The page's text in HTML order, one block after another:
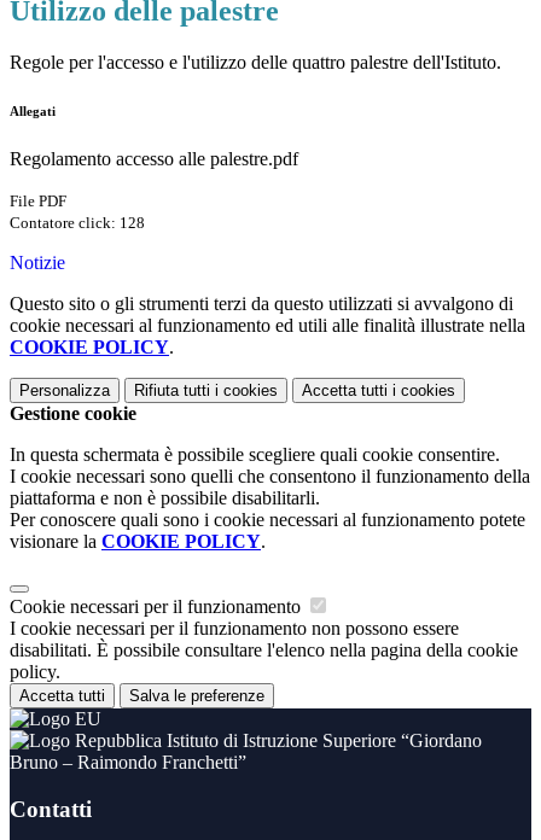
Utilizzo delle palestre
Regole per l'accesso e l'utilizzo delle quattro palestre dell'Istituto.
Allegati
Regolamento accesso alle palestre.pdf
File PDF
Contatore click: 128
Notizie
Questo sito o gli strumenti terzi da questo utilizzati si avvalgono di
cookie necessari al funzionamento ed utili alle finalità illustrate nella
COOKIE POLICY.
Personalizza Rifiuta tutti i cookies Accetta tutti i cookies
Gestione cookie
In questa schermata è possibile scegliere quali cookie consentire.
I cookie necessari sono quelli che consentono il funzionamento della
piattaforma e non è possibile disabilitarli.
Per conoscere quali sono i cookie necessari al funzionamento potete
visionare la COOKIE POLICY.
Cookie necessari per il funzionamento
I cookie necessari per il funzionamento non possono essere
disabilitati. È possibile consultare l'elenco nella pagina della cookie
policy.
Accetta tutti Salva le preferenze
Istituto di Istruzione Superiore “Giordano
Bruno – Raimondo Franchetti”
Contatti